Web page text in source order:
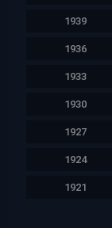
1939
1936
1933
1930
1927
1924
1921